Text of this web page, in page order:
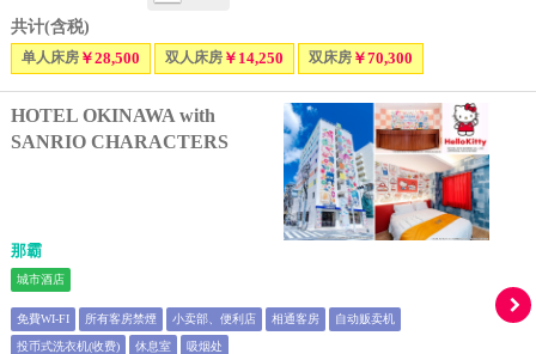
共计(含税)
单人床房￥28,500 双人床房￥14,250 双床房￥70,300
HOTEL OKINAWA with
SANRIO CHARACTERS
那霸
城市酒店
免費WI-FI 所有客房禁煙 小卖部、便利店 相通客房 自动贩卖机
投币式洗衣机(收费) 休息室 吸烟处